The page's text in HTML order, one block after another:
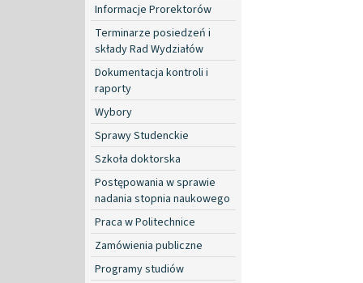
Informacje Prorektorów
Terminarze posiedzeń i
składy Rad Wydziałów
Dokumentacja kontroli i
raporty
Wybory
Sprawy Studenckie
Szkoła doktorska
Postępowania w sprawie
nadania stopnia naukowego
Praca w Politechnice
Zamówienia publiczne
Programy studiów